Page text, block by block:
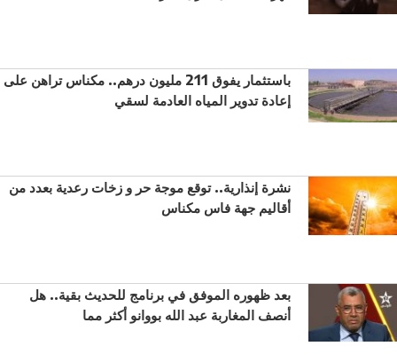
باستثمار يفوق 211 مليون درهم.. مكناس تراهن على
إعادة تدوير المياه العادمة لسقي
نشرة إنذارية.. توقع موجة حر و زخات رعدية بعدد من
أقاليم جهة فاس مكناس
بعد ظهوره الموفق في برنامج للحديث بقية.. هل
أنصف المغاربة عبد الله بووانو أكثر مما